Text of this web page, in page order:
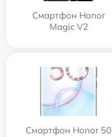
Смартфон Honor
Magic V2
Смартфон Honor 50